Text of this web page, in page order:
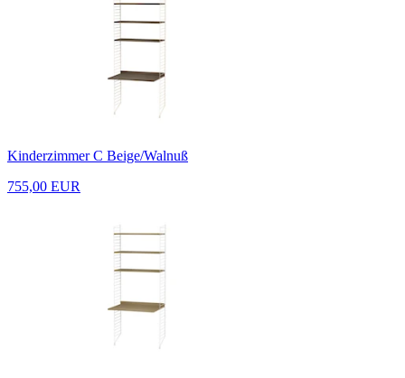
Kinderzimmer C Beige/Walnuß
755,00 EUR